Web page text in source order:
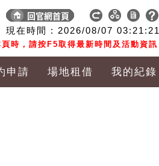
現在時間 : 2026/08/07 03:21:21
時，請按F5取得最新時間及活動資訊
申請 場地租借 我的紀錄